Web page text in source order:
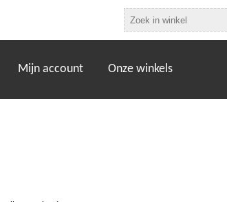
Mijn account Onze winkels